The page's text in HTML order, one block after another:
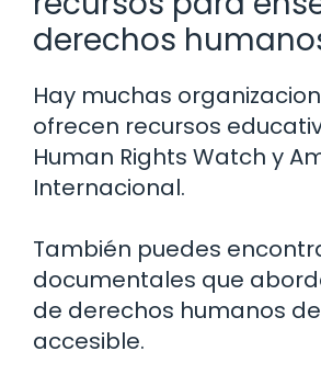
derechos
Hay muchas
ofrecen recursos
Human Rights Watch y
Internacional.
También puedes
documentales que
de derechos humanos
accesible.